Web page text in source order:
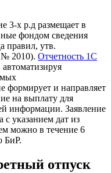
3-х р.д размещает в
фондом сведения
правил, утв.
№ 2010). Отчетность 1С
формирует и направляет
на выплату для
информации. Заявление
с указанием дат из
можно в течение 6
БиР.
отпуск